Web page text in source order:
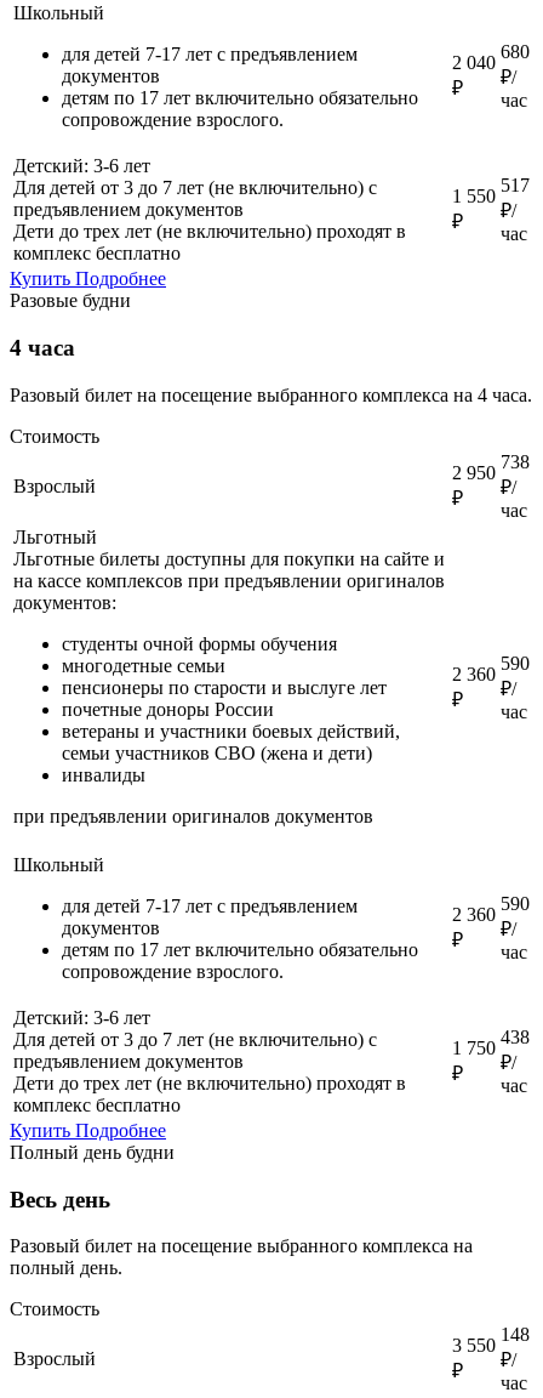
Школьный
для детей 7-17 лет с предъявлением
документов
детям по 17 лет включительно обязательно
сопровождение взрослого.
2 040
₽
680
₽/
час
Детский: 3-6 лет
Для детей от 3 до 7 лет (не включительно) с
предъявлением документов
Дети до трех лет (не включительно) проходят в
комплекс бесплатно
1 550
₽
517
₽/
час
Купить Подробнее
Разовые будни
4 часа
Разовый билет на посещение выбранного комплекса на 4 часа.
Стоимость
Взрослый
2 950
₽
738
₽/
час
Льготный
Льготные билеты доступны для покупки на сайте и
на кассе комплексов при предъявлении оригиналов
документов:
студенты очной формы обучения
многодетные семьи
пенсионеры по старости и выслуге лет
почетные доноры России
ветераны и участники боевых действий,
семьи участников СВО (жена и дети)
инвалиды
при предъявлении оригиналов документов
2 360
₽
590
₽/
час
Школьный
для детей 7-17 лет с предъявлением
документов
детям по 17 лет включительно обязательно
сопровождение взрослого.
2 360
₽
590
₽/
час
Детский: 3-6 лет
Для детей от 3 до 7 лет (не включительно) с
предъявлением документов
Дети до трех лет (не включительно) проходят в
комплекс бесплатно
1 750
₽
438
₽/
час
Купить Подробнее
Полный день будни
Весь день
Разовый билет на посещение выбранного комплекса на
полный день.
Стоимость
Взрослый
3 550
₽
148
₽/
час